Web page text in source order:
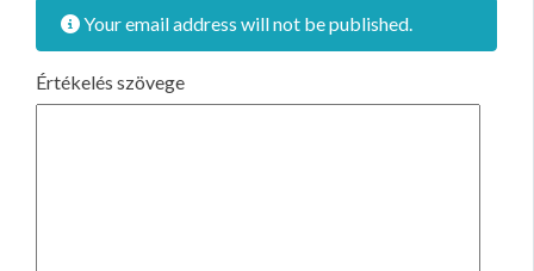
Your email address will not be published.
Értékelés szövege